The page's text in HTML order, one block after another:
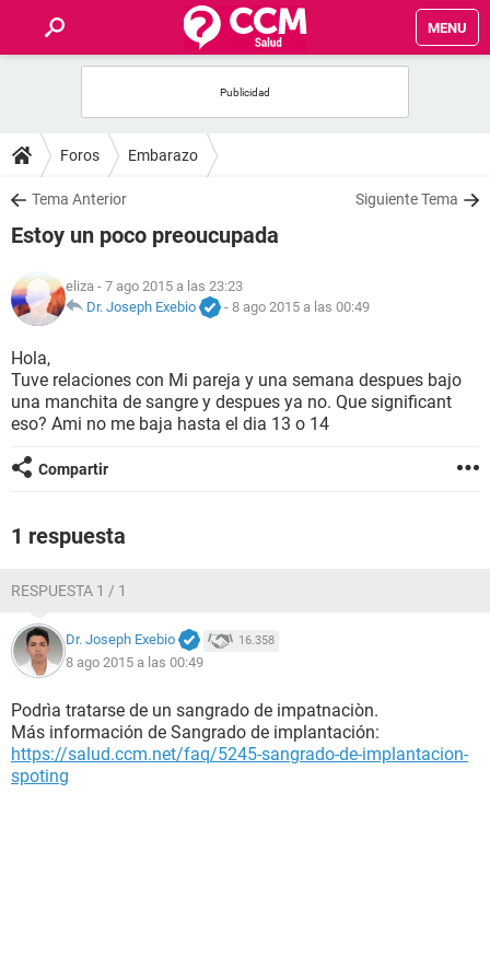
MENU
FOROS
SALUD
FAMILIA
NUTRICIÓN
BIENESTAR
SEXUALIDAD
GLOSARIO
Foros Embarazo
Tema Anterior Siguiente Tema
Estoy un poco preoucupada
eliza - 7 ago 2015 a las 23:23
Dr. Joseph Exebio
- 8 ago 2015 a las 00:49
Hola,
Tuve relaciones con Mi pareja y una semana despues bajo
una manchita de sangre y despues ya no. Que significant
eso? Ami no me baja hasta el dia 13 o 14
Compartir
1 respuesta
RESPUESTA 1 / 1
Dr. Joseph Exebio 16.358
8 ago 2015 a las 00:49
Podrìa tratarse de un sangrado de impatnaciòn.
Más información de Sangrado de implantación:
https://salud.ccm.net/faq/5245-sangrado-de-implantacion-
spoting